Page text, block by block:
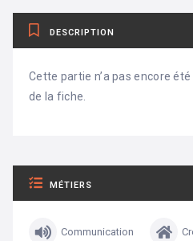
DESCRIPTION
Cette partie n’a pas encore
de la fiche.
MÉTIERS
Communication